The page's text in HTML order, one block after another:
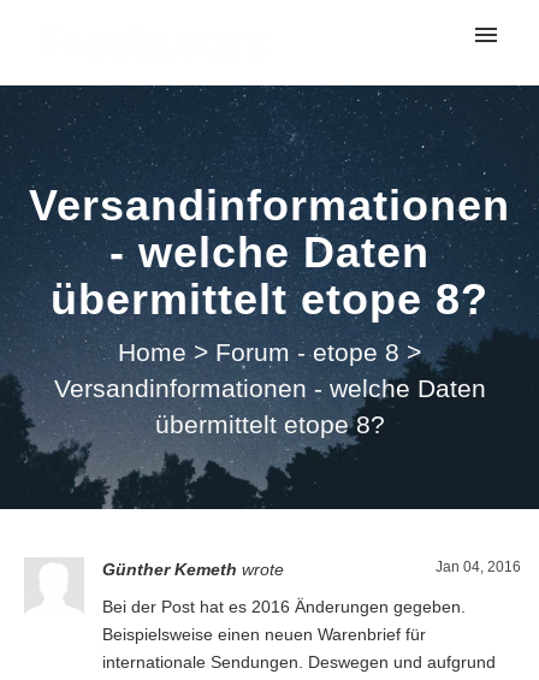
My tickets
Submit ticket
Login
Versandinformationen
- welche Daten
übermittelt etope 8?
Home > Forum - etope 8 >
Versandinformationen - welche Daten
übermittelt etope 8?
Jan 04, 2016
Günther Kemeth wrote
Bei der Post hat es 2016 Änderungen gegeben.
Beispielsweise einen neuen Warenbrief für
internationale Sendungen. Deswegen und aufgrund